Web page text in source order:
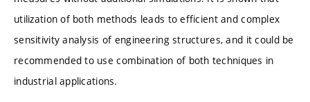
utilization of both methods leads to efficient and complex
sensitivity analysis of engineering structures, and it could be
recommended to use combination of both techniques in
industrial applications.